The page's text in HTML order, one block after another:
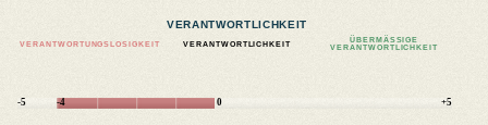
VERANTWORTLICHKEIT
VERANTWORTUNGSLOSIGKEIT VERANTWORTLICHKEIT
ÜBERMÄSSIGE V
ERANTWORTLICHKEIT
-5 -4 0 +5